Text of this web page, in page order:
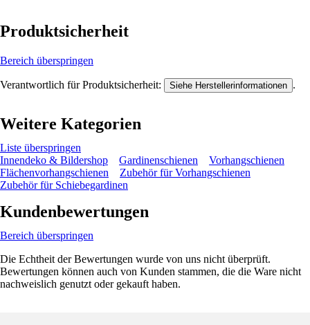
Produktsicherheit
Bereich überspringen
Verantwortlich für Produktsicherheit: Siehe Herstellerinformationen .
Weitere Kategorien
Liste überspringen
Innendeko & Bildershop
Gardinenschienen
Vorhangschienen
Flächenvorhangschienen
Zubehör für Vorhangschienen
Zubehör für Schiebegardinen
Kundenbewertungen
Bereich überspringen
Die Echtheit der Bewertungen wurde von uns nicht überprüft.
Bewertungen können auch von Kunden stammen, die die Ware nicht
nachweislich genutzt oder gekauft haben.